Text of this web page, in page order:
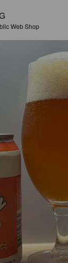
Web Shop